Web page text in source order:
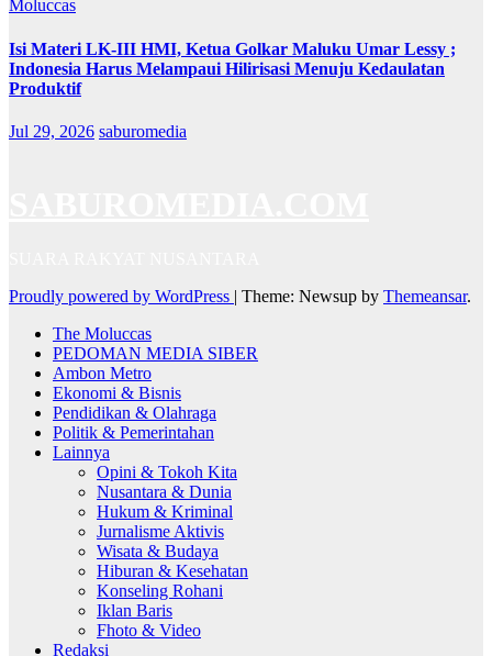
Moluccas
Isi Materi LK-III HMI, Ketua Golkar Maluku Umar Lessy ;
Indonesia Harus Melampaui Hilirisasi Menuju Kedaulatan
Produktif
Jul 29, 2026 saburomedia
Proudly powered by WordPress | Theme: Newsup by Themeansar.
The Moluccas
PEDOMAN MEDIA SIBER
Ambon Metro
Ekonomi & Bisnis
Pendidikan & Olahraga
Politik & Pemerintahan
Lainnya
Opini & Tokoh Kita
Nusantara & Dunia
Hukum & Kriminal
Jurnalisme Aktivis
Wisata & Budaya
Hiburan & Kesehatan
Konseling Rohani
Iklan Baris
Fhoto & Video
Redaksi